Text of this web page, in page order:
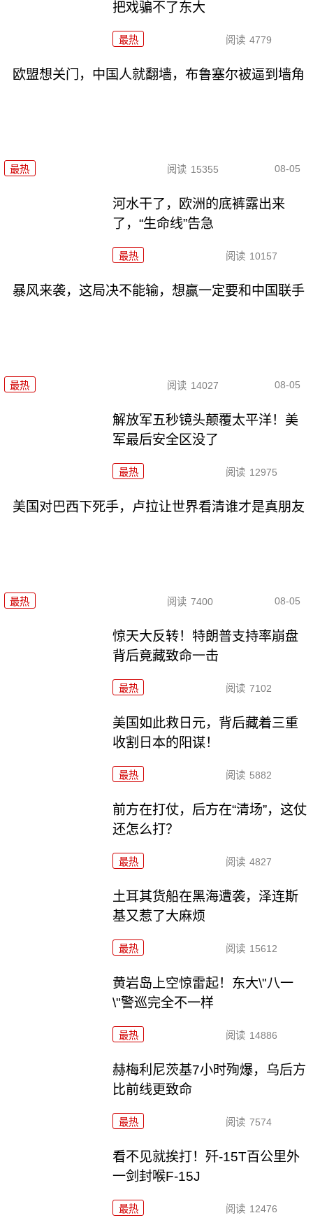
把戏骗不了东大
最热 阅读 4779
欧盟想关门，中国人就翻墙，布鲁塞尔被逼到墙角
最热 阅读 15355 08-05
河水干了，欧洲的底裤露出来
了，“生命线”告急
最热 阅读 10157
暴风来袭，这局决不能输，想赢一定要和中国联手
最热 阅读 14027 08-05
解放军五秒镜头颠覆太平洋！美
军最后安全区没了
最热 阅读 12975
美国对巴西下死手，卢拉让世界看清谁才是真朋友
最热 阅读 7400 08-05
惊天大反转！特朗普支持率崩盘
背后竟藏致命一击
最热 阅读 7102
美国如此救日元，背后藏着三重
收割日本的阳谋！
最热 阅读 5882
前方在打仗，后方在“清场”，这仗
还怎么打？
最热 阅读 4827
土耳其货船在黑海遭袭，泽连斯
基又惹了大麻烦
最热 阅读 15612
黄岩岛上空惊雷起！东大\"八一
\"警巡完全不一样
最热 阅读 14886
赫梅利尼茨基7小时殉爆，乌后方
比前线更致命
最热 阅读 7574
看不见就挨打！歼-15T百公里外
一剑封喉F-15J
最热 阅读 12476